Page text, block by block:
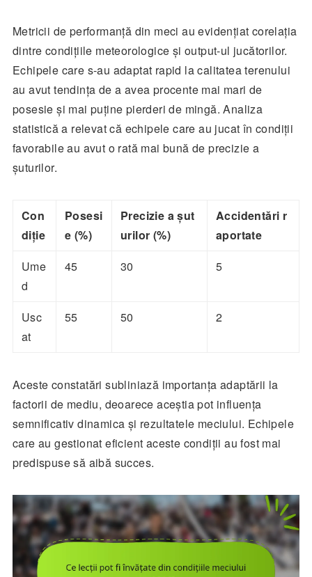
Metricii de performanță din meci au evidențiat corelația
dintre condițiile meteorologice și output-ul jucătorilor.
Echipele care s-au adaptat rapid la calitatea terenului
au avut tendința de a avea procente mai mari de
posesie și mai puține pierderi de mingă. Analiza
statistică a relevat că echipele care au jucat în condiții
favorabile au avut o rată mai bună de precizie a
șuturilor.
Con
diție
Posesi
e (%)
Precizie a șut
urilor (%)
Accidentări r
aportate
Ume
d
45 30 5
Usc
at
55 50 2
Aceste constatări subliniază importanța adaptării la
factorii de mediu, deoarece aceștia pot influența
semnificativ dinamica și rezultatele meciului. Echipele
care au gestionat eficient aceste condiții au fost mai
predispuse să aibă succes.